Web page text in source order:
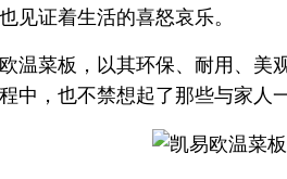
见证着生活的喜怒哀乐。
温菜板，以其环保、耐用、美
中，也不禁想起了那些与家人